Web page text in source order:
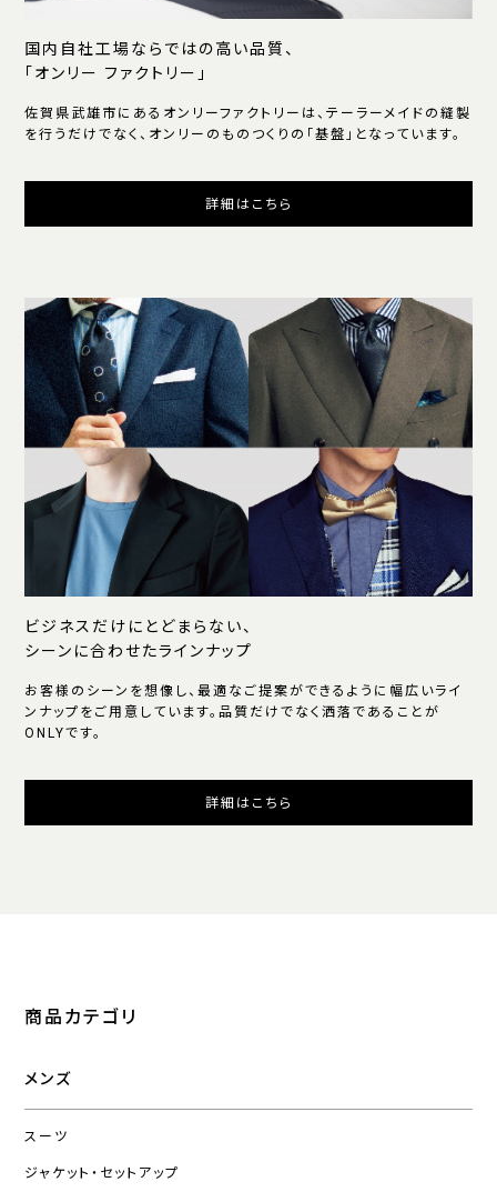
国内自社工場ならではの高い品質、
「オンリー ファクトリー」
佐賀県武雄市にあるオンリーファクトリーは、テーラーメイドの縫製
を行うだけでなく、オンリーのものつくりの「基盤」となっています。
詳細はこちら
ビジネスだけにとどまらない、
シーンに合わせたラインナップ
お客様のシーンを想像し、最適なご提案ができるように幅広いライ
ンナップをご用意しています。品質だけでなく洒落であることが
ONLYです。
詳細はこちら
商品カテゴリ
メンズ
スーツ
ジャケット・セットアップ